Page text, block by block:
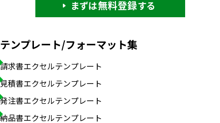
テンプレート/フォーマット集
請求書エクセルテンプレート
見積書エクセルテンプレート
発注書エクセルテンプレート
納品書エクセルテンプレート